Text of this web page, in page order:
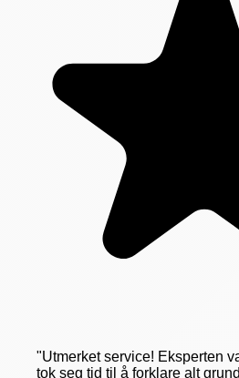
"Utmerket service! Eksperten
tok seg tid til å forklare alt